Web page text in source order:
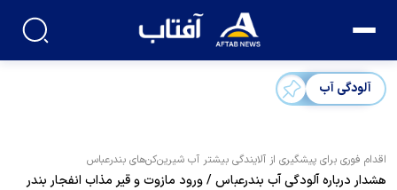
آلودگی آب
اقدام فوری برای پیشگیری از آلایندگی بیشتر آب شیرین‌کن‌های بندرعباس
هشدار درباره آلودگی آب بندرعباس / ورود مازوت و قیر مذاب انفجار بندر